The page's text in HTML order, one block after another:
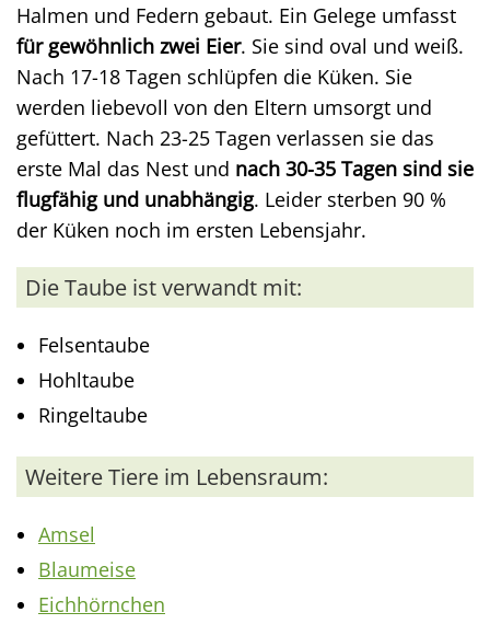
Halmen und Federn gebaut. Ein Gelege umfasst
für gewöhnlich zwei Eier. Sie sind oval und weiß.
Nach 17-18 Tagen schlüpfen die Küken. Sie
werden liebevoll von den Eltern umsorgt und
gefüttert. Nach 23-25 Tagen verlassen sie das
erste Mal das Nest und nach 30-35 Tagen sind sie
flugfähig und unabhängig. Leider sterben 90 %
der Küken noch im ersten Lebensjahr.
Die Taube ist verwandt mit:
Felsentaube
Hohltaube
Ringeltaube
Weitere Tiere im Lebensraum:
Amsel
Blaumeise
Eichhörnchen